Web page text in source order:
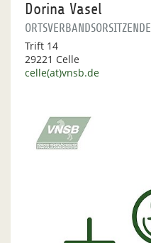
Dorina Vasel
ORTSVERBANDSORSITZENDE
Trift 14
29221 Celle
celle(at)vnsb.de